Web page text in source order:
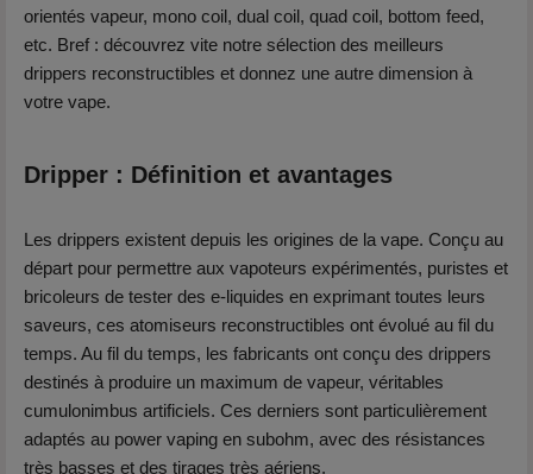
orientés vapeur, mono coil, dual coil, quad coil, bottom feed,
etc. Bref : découvrez vite notre sélection des meilleurs
drippers reconstructibles et donnez une autre dimension à
votre vape.
Dripper : Définition et avantages
Les drippers existent depuis les origines de la vape. Conçu au
départ pour permettre aux vapoteurs expérimentés, puristes et
bricoleurs de tester des e-liquides en exprimant toutes leurs
saveurs, ces atomiseurs reconstructibles ont évolué au fil du
temps. Au fil du temps, les fabricants ont conçu des drippers
destinés à produire un maximum de vapeur, véritables
cumulonimbus artificiels. Ces derniers sont particulièrement
adaptés au power vaping en subohm, avec des résistances
très basses et des tirages très aériens.